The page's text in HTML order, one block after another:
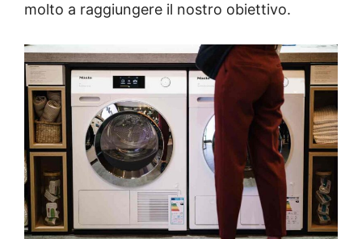
molto a raggiungere il nostro obiettivo.